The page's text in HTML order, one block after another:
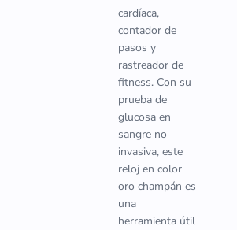
cardíaca,
contador de
pasos y
rastreador de
fitness. Con su
prueba de
glucosa en
sangre no
invasiva, este
reloj en color
oro champán es
una
herramienta útil